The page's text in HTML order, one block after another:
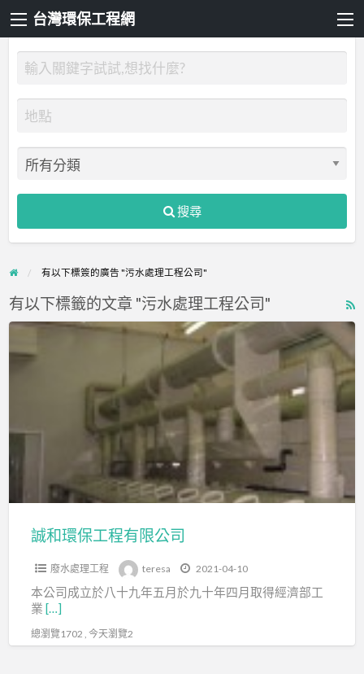
台灣環保工程網
搜尋
有以下標簽的廣告 "污水處理工程公司"
有以下標籤的文章 "污水處理工程公司"
和
有
公
誠和環保工程有限公司
廢水處理工程 teresa 2021-04-10
本公司成立於八十九年五月於九十年四月取得經濟部工
業 […]
總瀏覽1702 , 今天瀏覽2